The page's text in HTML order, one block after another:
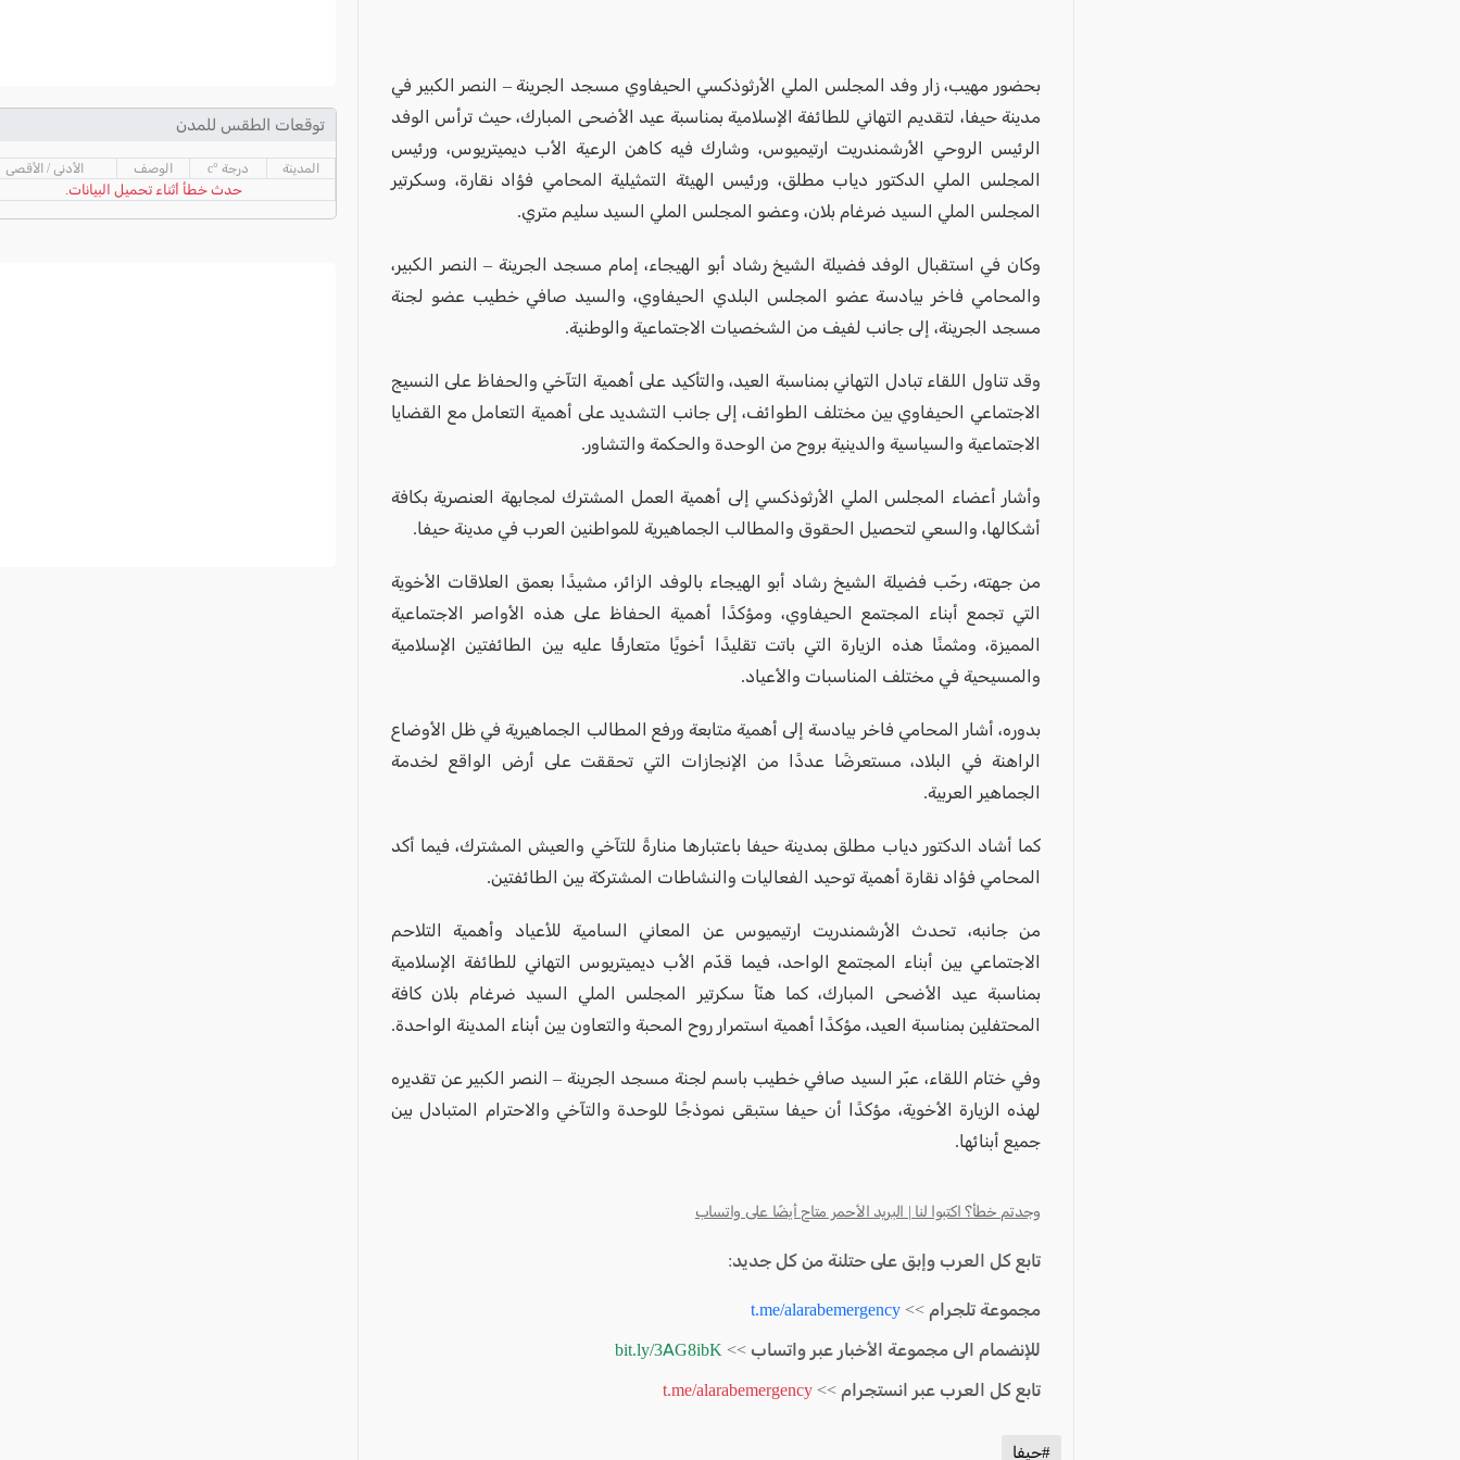
بحضور مهيب، زار وفد المجلس الملي الأرثوذكسي الحيفاوي مسجد الجرينة – النصر الكبير في
مدينة حيفا، لتقديم التهاني للطائفة الإسلامية بمناسبة عيد الأضحى المبارك، حيث ترأس الوفد
الرئيس الروحي الأرشمندريت ارتيميوس، وشارك فيه كاهن الرعية الأب ديميتريوس، ورئيس
المجلس الملي الدكتور دياب مطلق، ورئيس الهيئة التمثيلية المحامي فؤاد نقارة، وسكرتير
المجلس الملي السيد ضرغام بلان، وعضو المجلس الملي السيد سليم متري.
وكان في استقبال الوفد فضيلة الشيخ رشاد أبو الهيجاء، إمام مسجد الجرينة – النصر الكبير،
والمحامي فاخر بيادسة عضو المجلس البلدي الحيفاوي، والسيد صافي خطيب عضو لجنة
مسجد الجرينة، إلى جانب لفيف من الشخصيات الاجتماعية والوطنية.
وقد تناول اللقاء تبادل التهاني بمناسبة العيد، والتأكيد على أهمية التآخي والحفاظ على النسيج
الاجتماعي الحيفاوي بين مختلف الطوائف، إلى جانب التشديد على أهمية التعامل مع القضايا
الاجتماعية والسياسية والدينية بروح من الوحدة والحكمة والتشاور.
وأشار أعضاء المجلس الملي الأرثوذكسي إلى أهمية العمل المشترك لمجابهة العنصرية بكافة
أشكالها، والسعي لتحصيل الحقوق والمطالب الجماهيرية للمواطنين العرب في مدينة حيفا.
من جهته، رحّب فضيلة الشيخ رشاد أبو الهيجاء بالوفد الزائر، مشيدًا بعمق العلاقات الأخوية
التي تجمع أبناء المجتمع الحيفاوي، ومؤكدًا أهمية الحفاظ على هذه الأواصر الاجتماعية
المميزة، ومثمنًا هذه الزيارة التي باتت تقليدًا أخويًا متعارفًا عليه بين الطائفتين الإسلامية
والمسيحية في مختلف المناسبات والأعياد.
بدوره، أشار المحامي فاخر بيادسة إلى أهمية متابعة ورفع المطالب الجماهيرية في ظل الأوضاع
الراهنة في البلاد، مستعرضًا عددًا من الإنجازات التي تحققت على أرض الواقع لخدمة
الجماهير العربية.
كما أشاد الدكتور دياب مطلق بمدينة حيفا باعتبارها منارةً للتآخي والعيش المشترك، فيما أكد
المحامي فؤاد نقارة أهمية توحيد الفعاليات والنشاطات المشتركة بين الطائفتين.
من جانبه، تحدث الأرشمندريت ارتيميوس عن المعاني السامية للأعياد وأهمية التلاحم
الاجتماعي بين أبناء المجتمع الواحد، فيما قدّم الأب ديميتريوس التهاني للطائفة الإسلامية
بمناسبة عيد الأضحى المبارك، كما هنّأ سكرتير المجلس الملي السيد ضرغام بلان كافة
المحتفلين بمناسبة العيد، مؤكدًا أهمية استمرار روح المحبة والتعاون بين أبناء المدينة الواحدة.
وفي ختام اللقاء، عبّر السيد صافي خطيب باسم لجنة مسجد الجرينة – النصر الكبير عن تقديره
لهذه الزيارة الأخوية، مؤكدًا أن حيفا ستبقى نموذجًا للوحدة والتآخي والاحترام المتبادل بين
جميع أبنائها.
وجدتم خطأ؟ اكتبوا لنا | البريد الأحمر متاح أيضًا على واتساب
تابع كل العرب وإبق على حتلنة من كل جديد:
مجموعة تلجرام >> t.me/alarabemergency
للإنضمام الى مجموعة الأخبار عبر واتساب >> bit.ly/3AG8ibK
تابع كل العرب عبر انستجرام >> t.me/alarabemergency
#حيفا
توقعات الطقس للمدن
المدينة درجة °c الوصف الأدنى / الأقصى
حدث خطأ أثناء تحميل البيانات.